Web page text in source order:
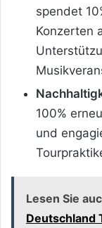
spendet
Konzerten
100%
und
Lesen Sie
Deutschland